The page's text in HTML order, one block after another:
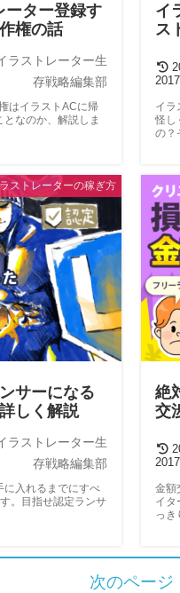
ーター登録す
権の話
ラストレーター生
存戦略編集部
はイラストACに帰
なのか、解説しま
イ
ス
イラ
怪し
の？
ストレーターの稼ぎ方
サーになる
しく解説
ラストレーター生
存戦略編集部
に入れるまでにすべ
。目指せ認定ランサ
絶
交
金額
イタ
っき
次のページ